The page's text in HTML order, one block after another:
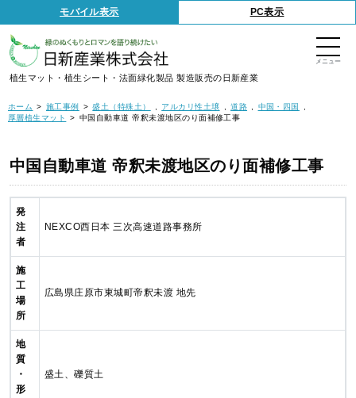
i
モバイル表示 PC表示
植生マット・植生シート・法面緑化製品 製造販売の日新産業
ホーム 施工事例 盛土（特殊土） アルカリ性土壌 道路
中国・四国
厚層植生マット
中国自動車道 帝釈未渡地区のり面補修工事
中国自動車道 帝釈未渡地区のり面補修工事
発
注
者
NEXCO西日本 三次高速道路事務所
施
工
場
所
広島県庄原市東城町帝釈未渡 地先
地
質
・
形
盛土、礫質土